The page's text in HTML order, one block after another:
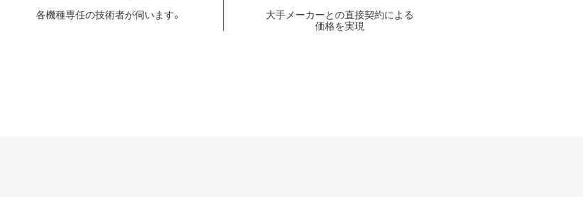
各機種専任の技術者が伺います。 大手メーカーとの直接契約による
価格を実現